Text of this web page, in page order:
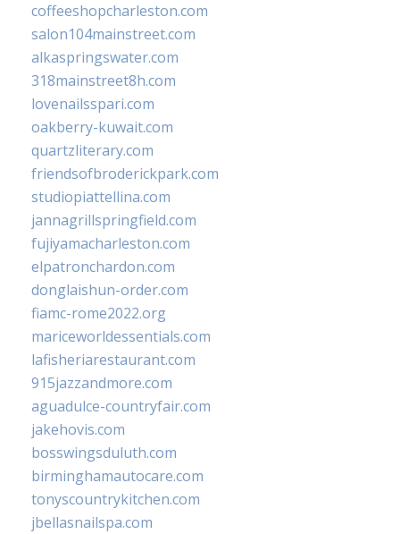
coffeeshopcharleston.com
salon104mainstreet.com
alkaspringswater.com
318mainstreet8h.com
lovenailsspari.com
oakberry-kuwait.com
quartzliterary.com
friendsofbroderickpark.com
studiopiattellina.com
jannagrillspringfield.com
fujiyamacharleston.com
elpatronchardon.com
donglaishun-order.com
fiamc-rome2022.org
mariceworldessentials.com
lafisheriarestaurant.com
915jazzandmore.com
aguadulce-countryfair.com
jakehovis.com
bosswingsduluth.com
birminghamautocare.com
tonyscountrykitchen.com
jbellasnailspa.com